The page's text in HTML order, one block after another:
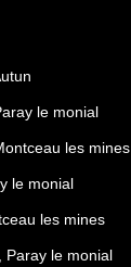
le monial
les mines
le monial
les mines
Paray le monial